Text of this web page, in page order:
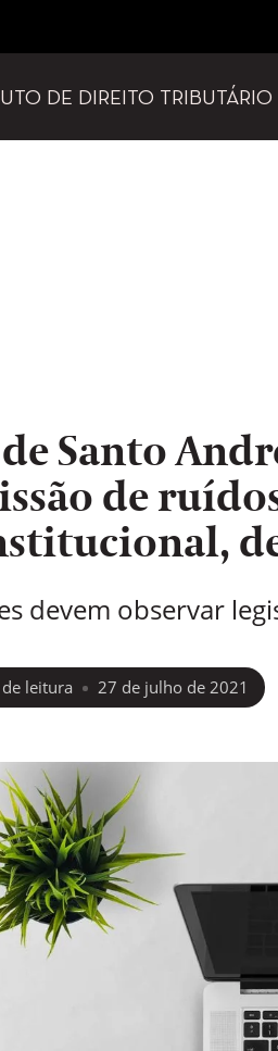
DE DIREITO
Santo
de
devem observar
leitura 27 de julho de 2021